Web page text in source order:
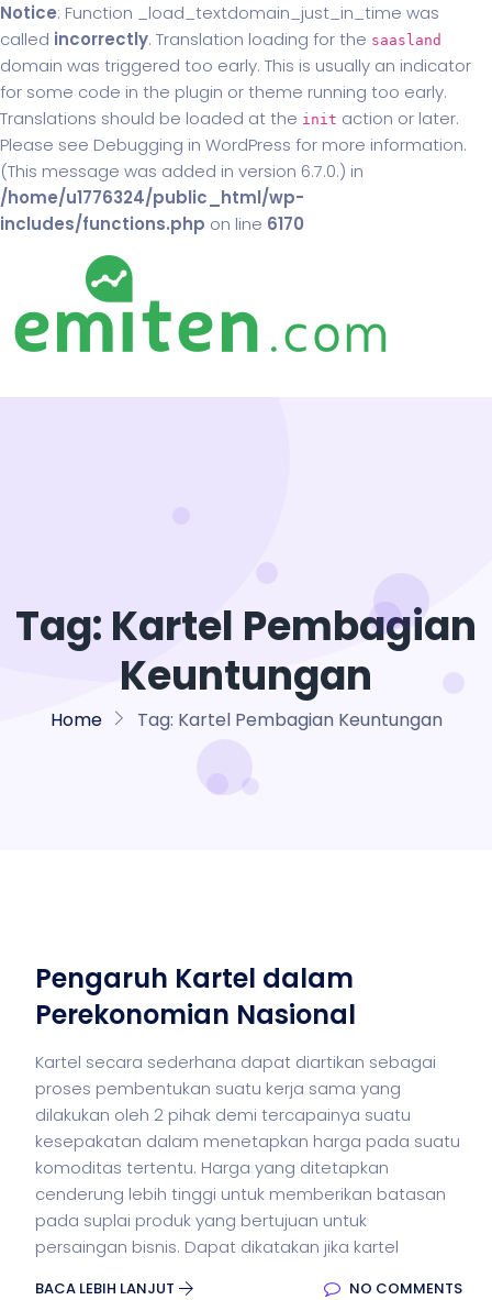
Notice: Function _load_textdomain_just_in_time was
called incorrectly. Translation loading for the saasland
domain was triggered too early. This is usually an indicator
for some code in the plugin or theme running too early.
Translations should be loaded at the init action or later.
Please see Debugging in WordPress for more information.
(This message was added in version 6.7.0.) in
/home/u1776324/public_html/wp-
includes/functions.php on line 6170
Tag: Kartel Pembagian
Keuntungan
Home Tag: Kartel Pembagian Keuntungan
Pengaruh Kartel dalam
Perekonomian Nasional
Kartel secara sederhana dapat diartikan sebagai
proses pembentukan suatu kerja sama yang
dilakukan oleh 2 pihak demi tercapainya suatu
kesepakatan dalam menetapkan harga pada suatu
komoditas tertentu. Harga yang ditetapkan
cenderung lebih tinggi untuk memberikan batasan
pada suplai produk yang bertujuan untuk
persaingan bisnis. Dapat dikatakan jika kartel
BACA LEBIH LANJUT NO COMMENTS